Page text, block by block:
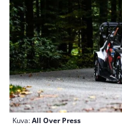
Kuva:All Over Press